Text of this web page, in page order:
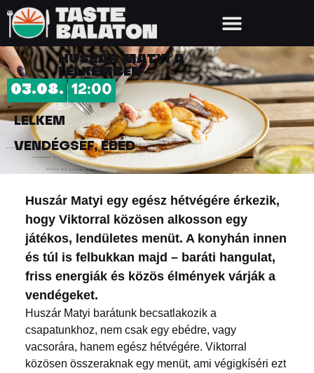
HUSZÁR MATYI A
LELKEMBEN
03.08. 12:00
LELKEM
VENDÉGSÉF, EBÉD
Huszár Matyi egy egész hétvégére érkezik,
hogy Viktorral közösen alkosson egy
játékos, lendületes menüt. A konyhán innen
és túl is felbukkan majd – baráti hangulat,
friss energiák és közös élmények várják a
vendégeket.
Huszár Matyi barátunk becsatlakozik a
csapatunkhoz, nem csak egy ebédre, vagy
vacsorára, hanem egész hétvégére. Viktorral
közösen összeraknak egy menüt, ami végigkíséri ezt